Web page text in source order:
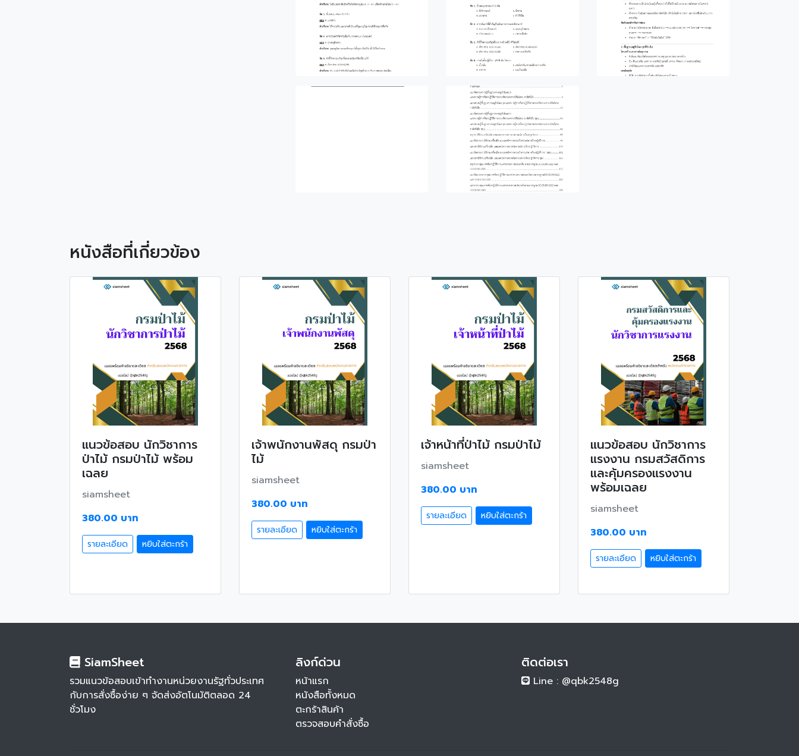
หนังสือที่เกี่ยวข้อง
แนวข้อสอบ นักวิชาการ
ป่าไม้ กรมป่าไม้ พร้อม
เฉลย
siamsheet
380.00 บาท
รายละเอียด หยิบใส่ตะกร้า
เจ้าพนักงานพัสดุ กรมป่า
ไม้
siamsheet
380.00 บาท
รายละเอียด หยิบใส่ตะกร้า
เจ้าหน้าที่ป่าไม้ กรมป่าไม้
siamsheet
380.00 บาท
รายละเอียด หยิบใส่ตะกร้า
แนวข้อสอบ นักวิชาการ
แรงงาน กรมสวัสดิการ
และคุ้มครองแรงงาน
พร้อมเฉลย
siamsheet
380.00 บาท
รายละเอียด หยิบใส่ตะกร้า
SiamSheet
รวมแนวข้อสอบเข้าทำงานหน่วยงานรัฐทั่วประเทศ
กับการสั่งซื้อง่าย ๆ จัดส่งอัตโนมัติตลอด 24
ชั่วโมง
ลิงก์ด่วน
หน้าแรก
หนังสือทั้งหมด
ตะกร้าสินค้า
ตรวจสอบคำสั่งซื้อ
ติดต่อเรา
Line : @qbk2548g